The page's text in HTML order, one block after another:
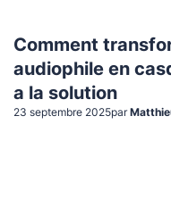
Comment
audiophile en
a la solution
23 septembre 2025par